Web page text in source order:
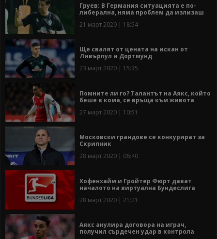
Груев: В Германия ситуацията е по-
либерална, няма проблем да излизаш
21 март 2020 | 18:54
Ще свалят от цената на искан от
Ливърпул и Дортмунд
23 март 2020 | 15:35
Помните ли го? Талантът на Аякс, който
беше в кома, се връща към живота
27 март 2020 | 10:51
Московски грандове се конкурират за
Скрипник
28 март 2020 | 06:40
Хофенхайм и Гройтер Фюрт дават
началото на виртуална Бундеслига
28 март 2020 | 21:21
Аякс анулира договора на играч,
получил сърдечен удар в контрола